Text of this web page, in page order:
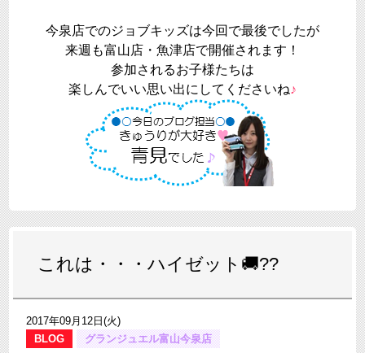
今泉店でのジョブキッズは今回で最後でしたが
来週も富山店・魚津店で開催されます！
参加されるお子様たちは
楽しんでいい思い出にしてくださいね♪
これは・・・ハイゼット🚚??
2017年09月12日(火)
BLOG
グランジュエル富山今泉店